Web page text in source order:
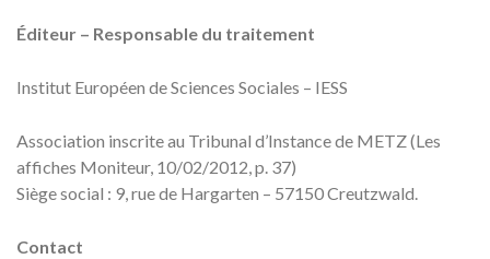
Éditeur – Responsable du traitement
Institut Européen de Sciences Sociales – IESS
Association inscrite au Tribunal d’Instance de METZ (Les
affiches Moniteur, 10/02/2012, p. 37)
Siège social : 9, rue de Hargarten – 57150 Creutzwald.
Contact